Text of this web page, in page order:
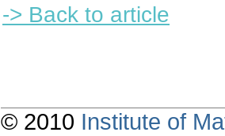
-> Back to article
© 2010 Institute of